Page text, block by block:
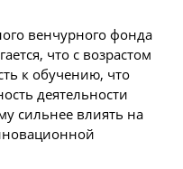
венчурного фонда
что с возрастом
к обучению, что
деятельности
сильнее влиять на